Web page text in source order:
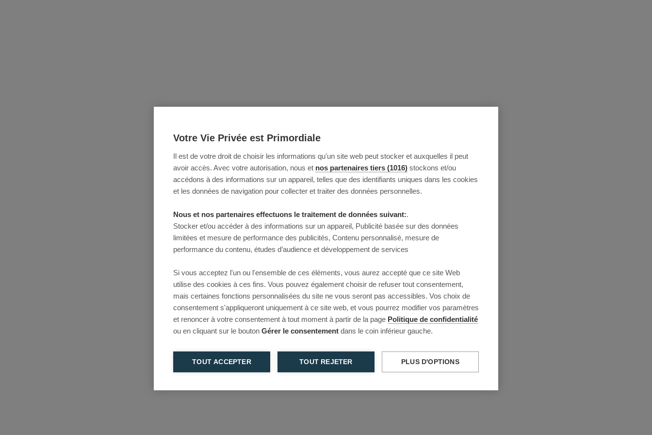
Votre Vie Privée est Primordiale
Il est de votre droit de choisir les informations qu'un site web peut stocker et auxquelles il peut
avoir accès. Avec votre autorisation, nous et nos partenaires tiers (1016) stockons et/ou
accédons à des informations sur un appareil, telles que des identifiants uniques dans les cookies
et les données de navigation pour collecter et traiter des données personnelles.
Nous et nos partenaires effectuons le traitement de données suivant:.
Stocker et/ou accéder à des informations sur un appareil, Publicité basée sur des données
limitées et mesure de performance des publicités, Contenu personnalisé, mesure de
performance du contenu, études d’audience et développement de services
Si vous acceptez l'un ou l'ensemble de ces éléments, vous aurez accepté que ce site Web
utilise des cookies à ces fins. Vous pouvez également choisir de refuser tout consentement,
mais certaines fonctions personnalisées du site ne vous seront pas accessibles. Vos choix de
consentement s'appliqueront uniquement à ce site web, et vous pourrez modifier vos paramètres
et renoncer à votre consentement à tout moment à partir de la page Politique de confidentialité
ou en cliquant sur le bouton Gérer le consentement dans le coin inférieur gauche.
TOUT ACCEPTER TOUT REJETER PLUS D'OPTIONS
This page couldn’t load
Reload to try again, or go back.
Reload Back